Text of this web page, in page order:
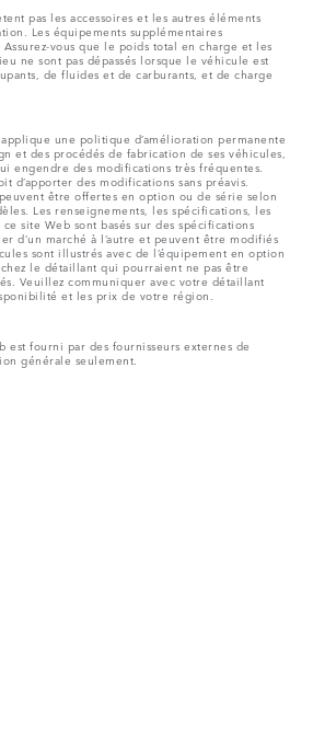
pas les accessoires et les autres éléments
Les équipements supplémentaires
vous que le poids total en charge et les
ne sont pas dépassés lorsque le véhicule est
de fluides et de carburants, et de charge
une politique d’amélioration permanente
et des procédés de fabrication de ses véhicules,
engendre des modifications très fréquentes.
d’apporter des modifications sans préavis.
être offertes en option ou de série selon
Les renseignements, les spécifications, les
site Web sont basés sur des spécifications
d’un marché à l’autre et peuvent être modifiés
sont illustrés avec de l’équipement en option
le détaillant qui pourraient ne pas être
Veuillez communiquer avec votre détaillant
et les prix de votre région.
est fourni par des fournisseurs externes de
générale seulement.